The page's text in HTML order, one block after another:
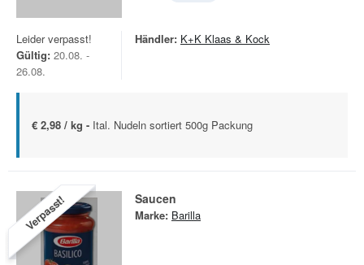
Leider verpasst!
Gültig: 20.08. -
26.08.
Händler: K+K Klaas & Kock
€ 2,98 / kg - Ital. Nudeln sortiert 500g Packung
Verpasst! Saucen
Marke: Barilla